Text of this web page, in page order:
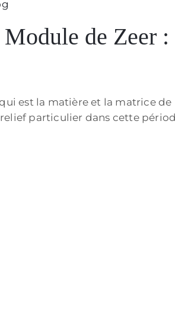
de Zeer :
est la matière et la matrice
particulier dans cette